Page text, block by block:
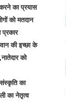
का प्रयास
को मतदान
की इच्छा के
को
का
का नेतृत्व